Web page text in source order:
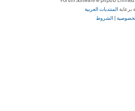
برعاية المنتديات العربية
الشروط